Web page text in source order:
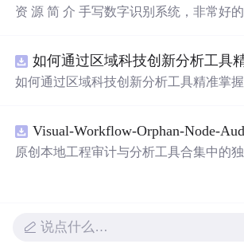
繁星，照亮了平凡的日子，让人感受到爱
资 源 简 介 手写数字识别系统，非常好
带有直观的图形用户界面（GUI），非
需要将手写数字输入系统，它将立即给
是一个非常方便和实用的工具，你一定
如何通过区域科技创新分析工具精准掌
原创本地工程审计与分析工具合集中的
权声明。解压后进入project目录，执行
执行npm run report生成报告，也可通过本
说点什么…